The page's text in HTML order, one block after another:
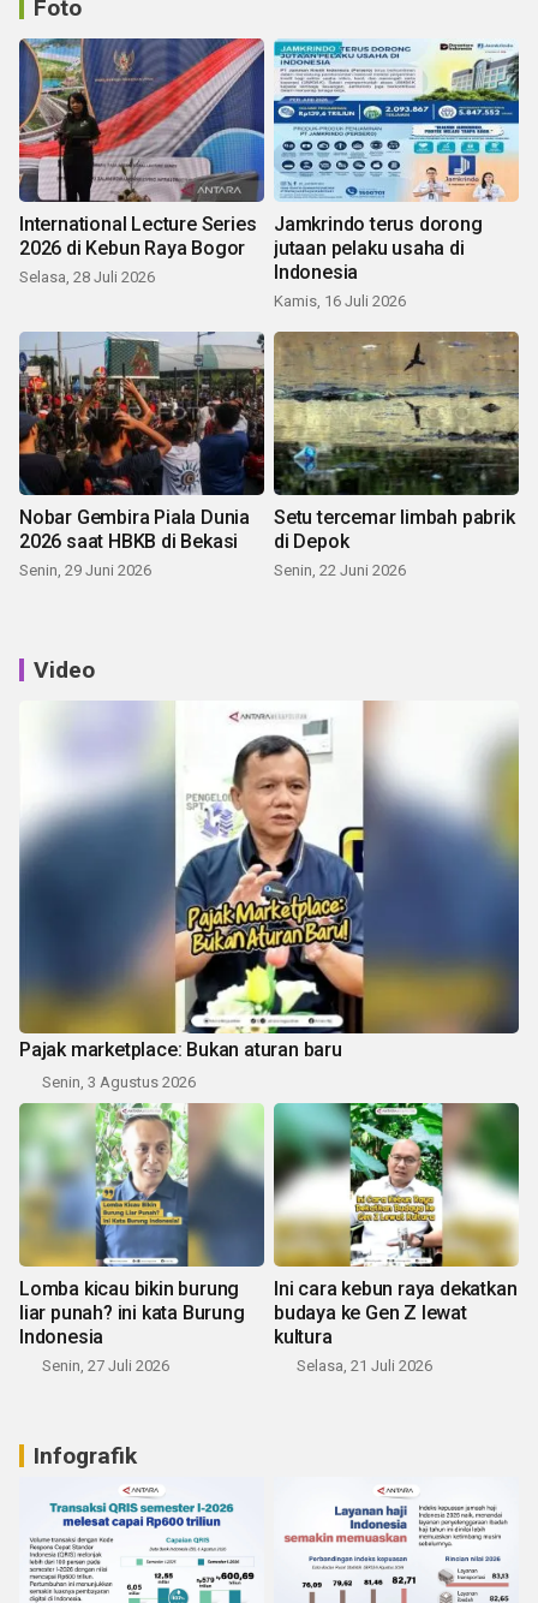
Foto
International Lecture Series
2026 di Kebun Raya Bogor
Selasa, 28 Juli 2026
Jamkrindo terus dorong
jutaan pelaku usaha di
Indonesia
Kamis, 16 Juli 2026
Nobar Gembira Piala Dunia
2026 saat HBKB di Bekasi
Senin, 29 Juni 2026
Setu tercemar limbah pabrik
di Depok
Senin, 22 Juni 2026
Video
Pajak marketplace: Bukan aturan baru
Senin, 3 Agustus 2026
Lomba kicau bikin burung
liar punah? ini kata Burung
Indonesia
Senin, 27 Juli 2026
Ini cara kebun raya dekatkan
budaya ke Gen Z lewat
kultura
Selasa, 21 Juli 2026
Infografik